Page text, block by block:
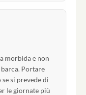
morbida e non
Portare
si prevede di
le giornate più